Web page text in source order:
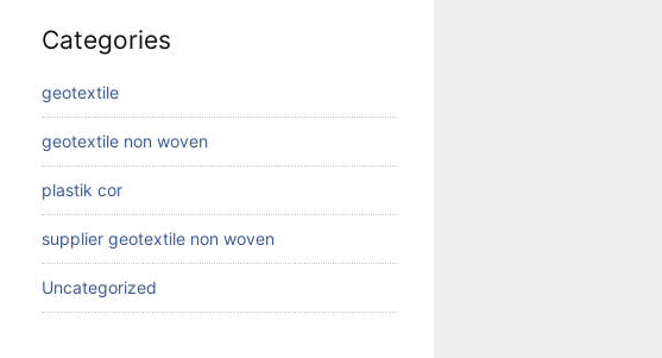
Categories
geotextile
geotextile non woven
plastik cor
supplier geotextile non woven
Uncategorized